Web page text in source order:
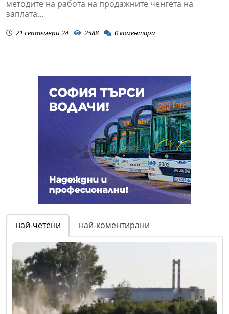
методите на работа на продажните ченгета на
заплата...
21 септември 24 2588 0коментара
най-четени най-коментирани